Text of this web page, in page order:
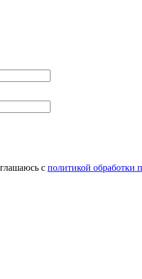
с политикой обработки